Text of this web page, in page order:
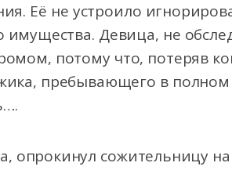
Её не устроило
имущества. Девица, не
потому что, потеряв
пребывающего в полном
опрокинул сожительницу на